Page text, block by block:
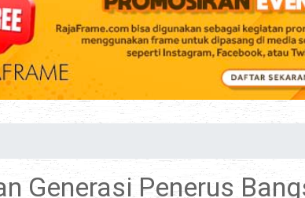
Generasi Penerus